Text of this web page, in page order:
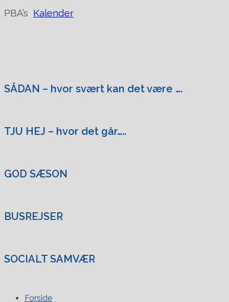
PBA’s Kalender
SÅDAN – hvor svært kan det være ….
TJU HEJ – hvor det går…..
GOD SÆSON
BUSREJSER
SOCIALT SAMVÆR
Forside